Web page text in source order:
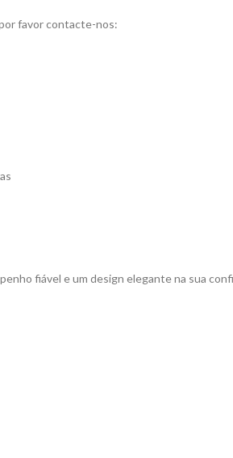
favor contacte-nos:
fiável e um design elegante na sua